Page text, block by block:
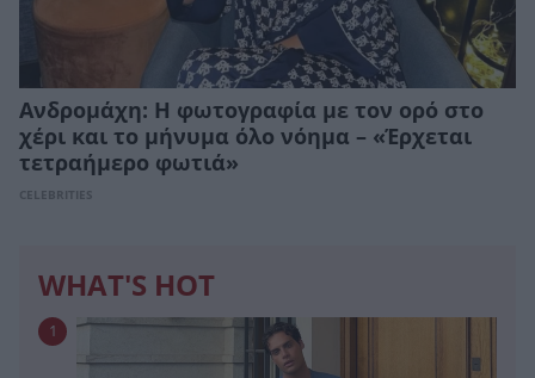
Ανδρομάχη: Η φωτογραφία με τον ορό στο
χέρι και το μήνυμα όλο νόημα – «Έρχεται
τετραήμερο φωτιά»
CELEBRITIES
WHAT'S HOT
1